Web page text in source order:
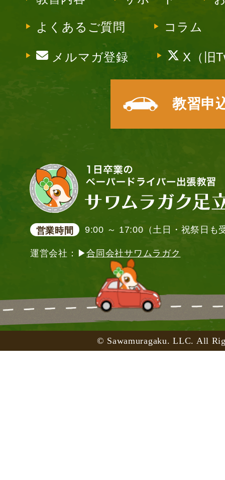
よくあるご質問 コラム
メルマガ登録 X（旧
教習申
営業時間 9:00 ～ 17:00（土日・祝祭日も
運営会社：▶合同会社サワムラガク
© Sawamuragaku. LLC. All